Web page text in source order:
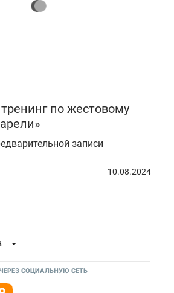
по жестовому
записи
10.08.2024
СОЦИАЛЬНУЮ СЕТЬ